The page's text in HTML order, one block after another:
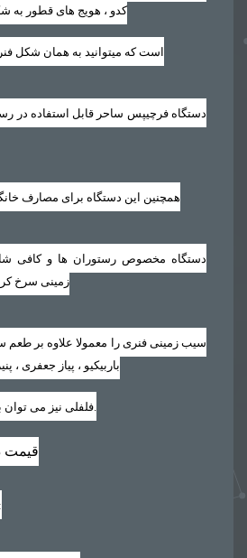
کدو ، هویج های قطور به
است که میتوانید به همان شکل
دستگاه فرچیپس ساحر قابل استفاده در
همچنین این دستگاه برای مصارف
دستگاه مخصوص رستوران ها و کافی
زمینی سرخ
سیب زمینی فنری را معمولا علاوه بر
باربیکیو ، پیاز جعفری ،
قیمت
: